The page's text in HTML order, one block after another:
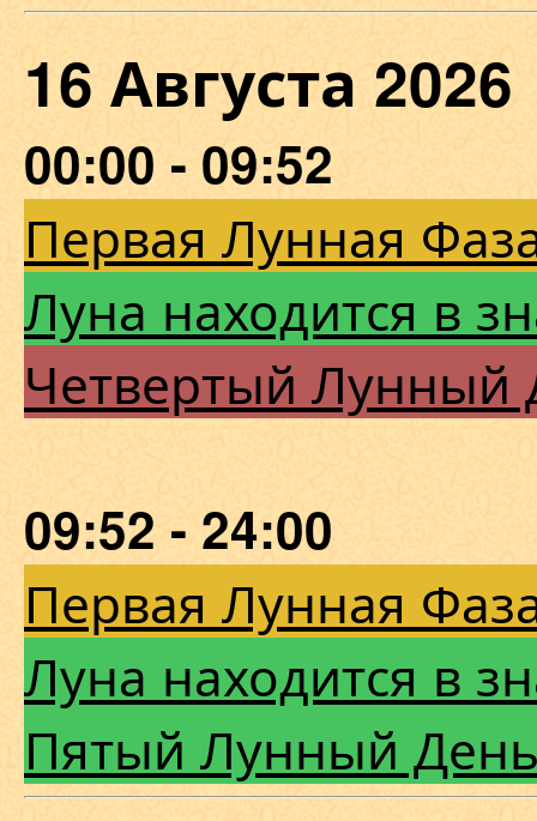
16 Августа
00:00 - 09:52
Первая Лунная
Луна находится в
Четвертый Лунный
09:52 - 24:00
Первая Лунная
Луна находится в
Пятый Лунный